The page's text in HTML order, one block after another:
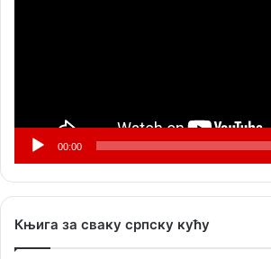
00:00
Књига за сваку српску кућу